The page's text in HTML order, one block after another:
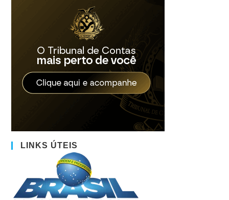
LINKS ÚTEIS